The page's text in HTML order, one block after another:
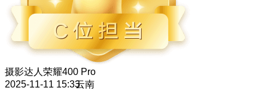
摄影达人 荣耀400 Pro
2025-11-11 15:33云南